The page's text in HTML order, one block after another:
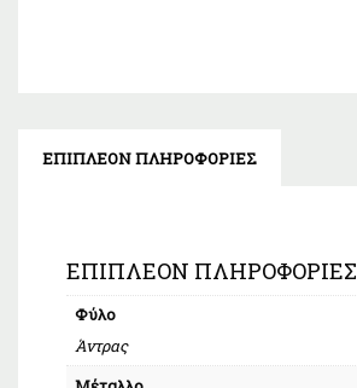
ΕΠΙΠΛΈΟΝ ΠΛΗΡΟΦΟΡΊΕΣ
ΕΠΙΠΛΈΟΝ ΠΛΗΡΟΦΟΡΊΕΣ
Φύλο
Άντρας